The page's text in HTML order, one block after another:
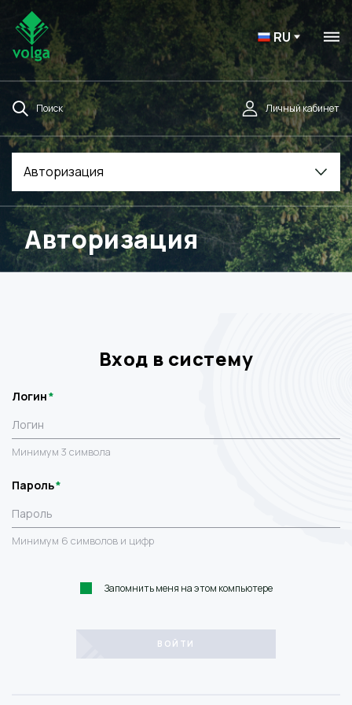
RU
Поиск Личный кабинет
Авторизация
Авторизация
Вход в систему
Логин
Минимум 3 символа
Пароль
Минимум 6 символов и цифр
Запомнить меня на этом компьютере